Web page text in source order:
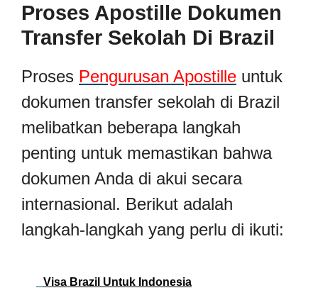
Proses Apostille Dokumen
Transfer Sekolah Di Brazil
Proses Pengurusan Apostille untuk
dokumen transfer sekolah di Brazil
melibatkan beberapa langkah
penting untuk memastikan bahwa
dokumen Anda di akui secara
internasional. Berikut adalah
langkah-langkah yang perlu di ikuti:
Visa Brazil Untuk Indonesia